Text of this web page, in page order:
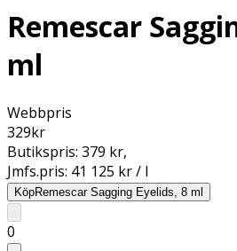
Remescar
ml
Webbpris
329kr
Butikspris: 379 kr,
Jmfs.pris: 41 125 kr / l
KöpRemescar Sagging Eyelids, 8 ml
0